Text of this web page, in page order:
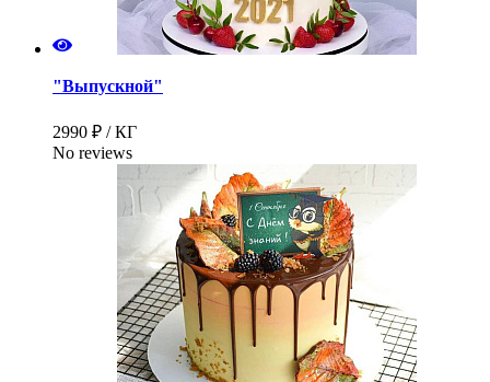
"Выпускной"
2990 ₽ / КГ
No reviews